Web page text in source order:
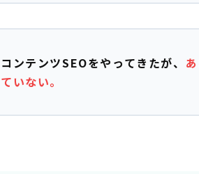
コンテンツSEOをやってきたが、
ていない。